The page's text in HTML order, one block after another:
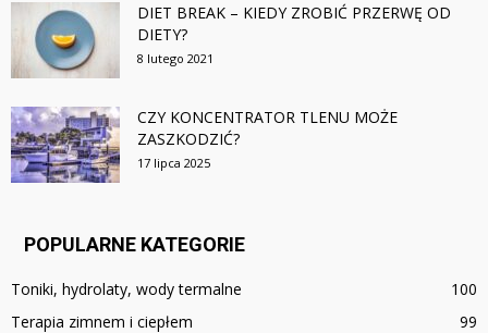
DIET BREAK – KIEDY ZROBIĆ PRZERWĘ OD
DIETY?
8 lutego 2021
CZY KONCENTRATOR TLENU MOŻE
ZASZKODZIĆ?
17 lipca 2025
POPULARNE KATEGORIE
Toniki, hydrolaty, wody termalne
100
Terapia zimnem i ciepłem
99